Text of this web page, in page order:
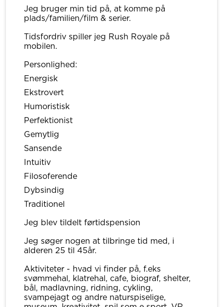
Jeg bruger min tid på, at komme på
plads/familien/film & serier.
Tidsfordriv spiller jeg Rush Royale på
mobilen.
Personlighed:
Energisk
Ekstrovert
Humoristisk
Perfektionist
Gemytlig
Sansende
Intuitiv
Filosoferende
Dybsindig
Traditionel
Jeg blev tildelt førtidspension
Jeg søger nogen at tilbringe tid med, i
alderen 25 til 45år.
Aktiviteter - hvad vi finder på, f.eks
svømmehal, klatrehal, cafe, biograf, shelter,
bål, madlavning, ridning, cykling,
svampejagt og andre naturspiselige,